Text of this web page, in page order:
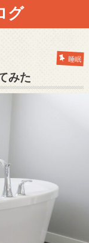
グ
睡眠
みた